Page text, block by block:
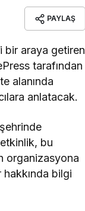
PAYLAŞ
bir araya getiren
tarafından
alanında
anlatacak.
bu
organizasyona
bilgi